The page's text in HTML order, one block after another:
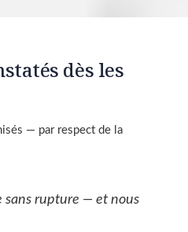
dès les
— par respect de la
sans rupture — et nous